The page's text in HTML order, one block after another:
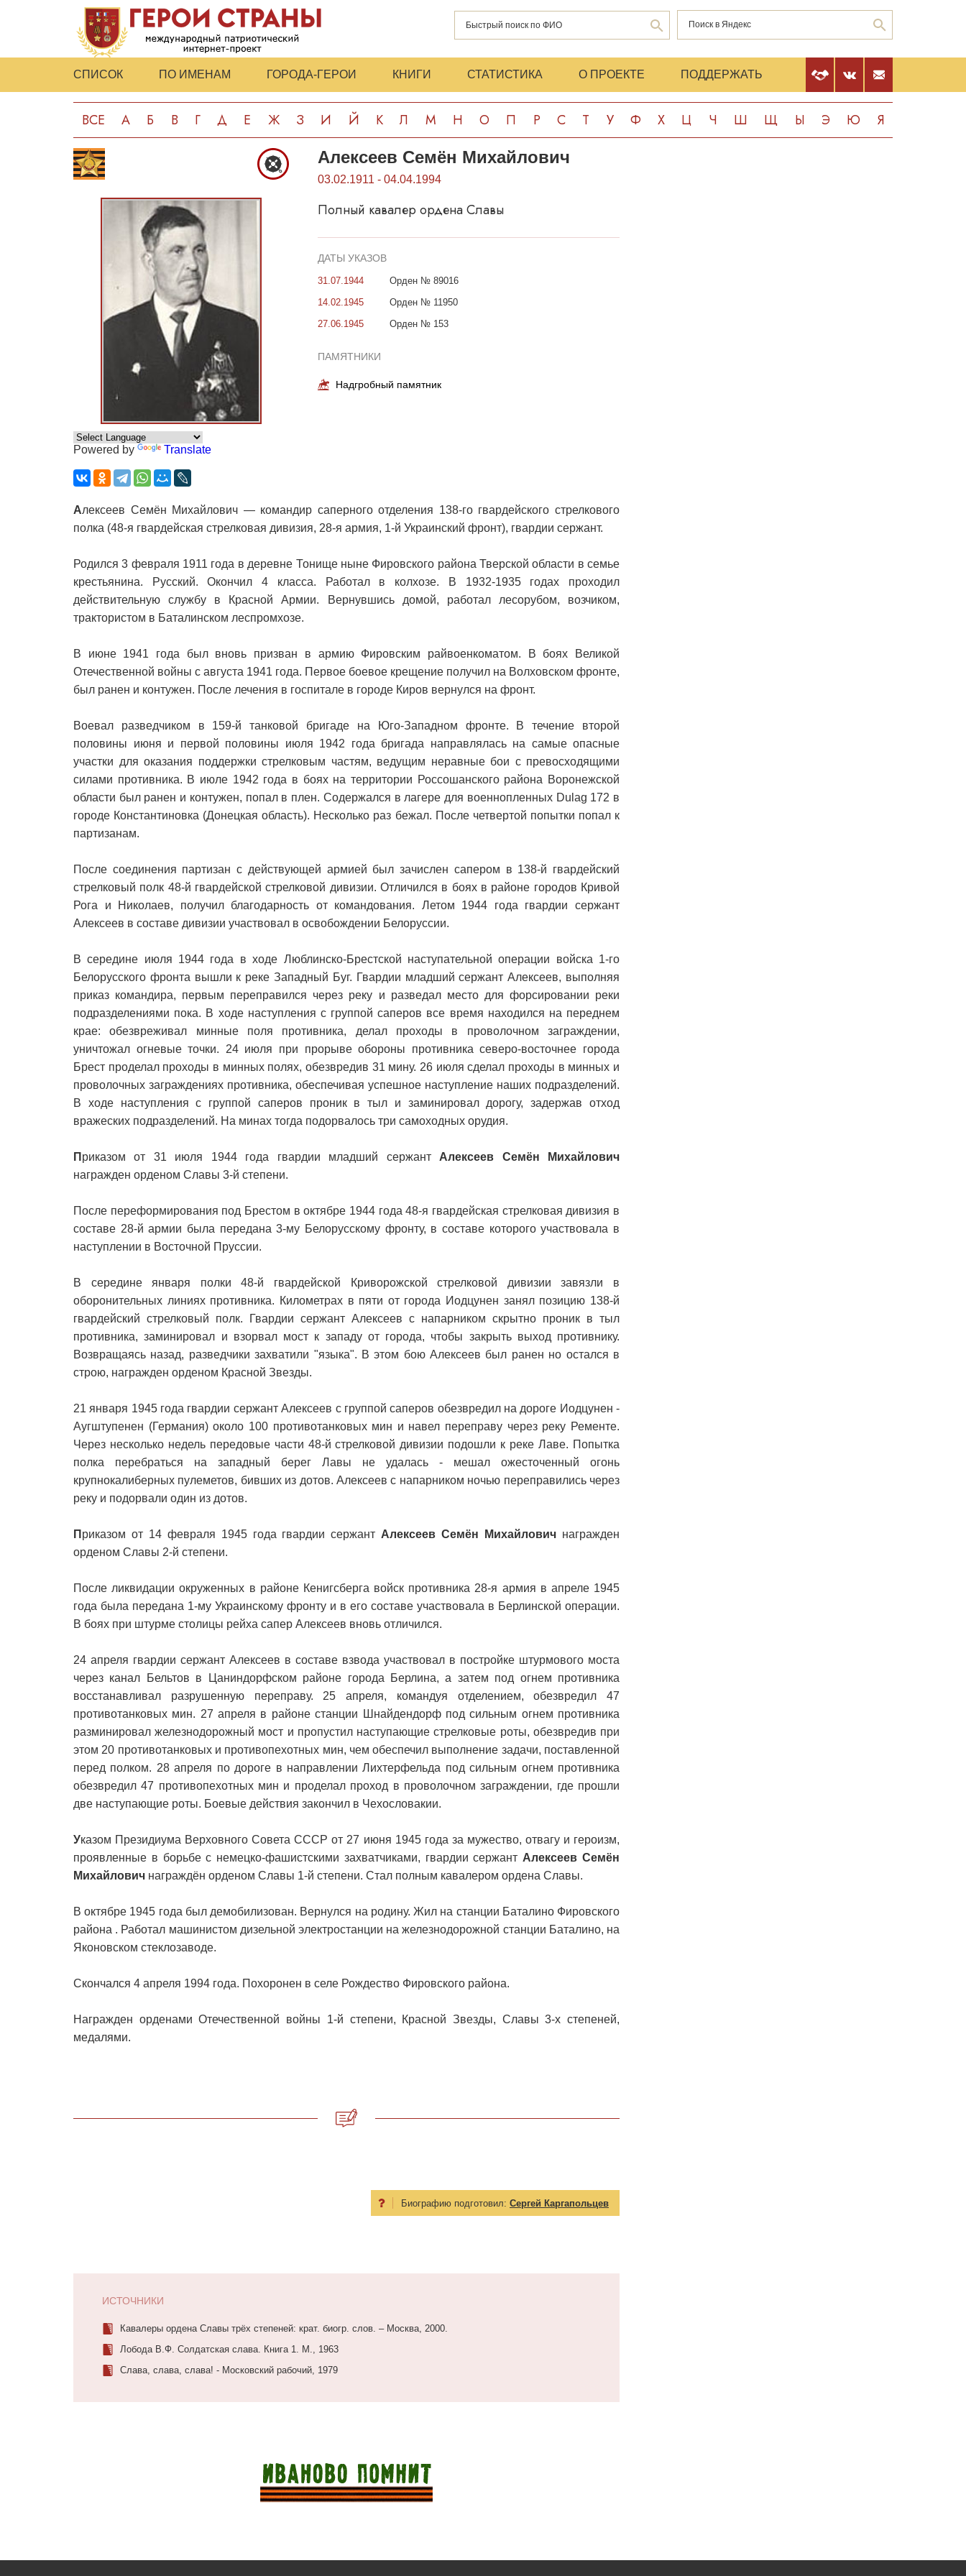
СПИСОК ПО ИМЕНАМ ГОРОДА-ГЕРОИ КНИГИ СТАТИСТИКА О ПРОЕКТЕ ПОДДЕРЖАТЬ
ВСЕ А Б В Г Д Е Ж З И Й К Л М Н О П Р С Т У Ф Х Ц Ч Ш Щ Ы Э Ю Я
Powered by Translate
Алексеев Семён Михайлович
03.02.1911 - 04.04.1994
Полный кавалер ордена Славы
ДАТЫ УКАЗОВ
31.07.1944
Орден № 89016
14.02.1945
Орден № 11950
27.06.1945
Орден № 153
ПАМЯТНИКИ
Надгробный памятник
Алексеев Семён Михайлович — командир саперного отделения 138-го гвардейского стрелкового
полка (48-я гвардейская стрелковая дивизия, 28-я армия, 1-й Украинский фронт), гвардии сержант.
Родился 3 февраля 1911 года в деревне Тонище ныне Фировского района Тверской области в семье
крестьянина. Русский. Окончил 4 класса. Работал в колхозе. В 1932-1935 годах проходил
действительную службу в Красной Армии. Вернувшись домой, работал лесорубом, возчиком,
трактористом в Баталинском леспромхозе.
В июне 1941 года был вновь призван в армию Фировским райвоенкоматом. В боях Великой
Отечественной войны с августа 1941 года. Первое боевое крещение получил на Волховском фронте,
был ранен и контужен. После лечения в госпитале в городе Киров вернулся на фронт.
Воевал разведчиком в 159-й танковой бригаде на Юго-Западном фронте. В течение второй
половины июня и первой половины июля 1942 года бригада направлялась на самые опасные
участки для оказания поддержки стрелковым частям, ведущим неравные бои с превосходящими
силами противника. В июле 1942 года в боях на территории Россошанского района Воронежской
области был ранен и контужен, попал в плен. Содержался в лагере для военнопленных Dulag 172 в
городе Константиновка (Донецкая область). Несколько раз бежал. После четвертой попытки попал к
партизанам.
После соединения партизан с действующей армией был зачислен сапером в 138-й гвардейский
стрелковый полк 48-й гвардейской стрелковой дивизии. Отличился в боях в районе городов Кривой
Рога и Николаев, получил благодарность от командования. Летом 1944 года гвардии сержант
Алексеев в составе дивизии участвовал в освобождении Белоруссии.
В середине июля 1944 года в ходе Люблинско-Брестской наступательной операции войска 1-го
Белорусского фронта вышли к реке Западный Буг. Гвардии младший сержант Алексеев, выполняя
приказ командира, первым переправился через реку и разведал место для форсировании реки
подразделениями пока. В ходе наступления с группой саперов все время находился на переднем
крае: обезвреживал минные поля противника, делал проходы в проволочном заграждении,
уничтожал огневые точки. 24 июля при прорыве обороны противника северо-восточнее города
Брест проделал проходы в минных полях, обезвредив 31 мину. 26 июля сделал проходы в минных и
проволочных заграждениях противника, обеспечивая успешное наступление наших подразделений.
В ходе наступления с группой саперов проник в тыл и заминировал дорогу, задержав отход
вражеских подразделений. На минах тогда подорвалось три самоходных орудия.
П риказом от 31 июля 1944 года гвардии младший сержант Алексеев Семён Михайлович
награжден орденом Славы 3-й степени.
После переформирования под Брестом в октябре 1944 года 48-я гвардейская стрелковая дивизия в
составе 28-й армии была передана 3-му Белорусскому фронту, в составе которого участвовала в
наступлении в Восточной Пруссии.
В середине января полки 48-й гвардейской Криворожской стрелковой дивизии завязли в
оборонительных линиях противника. Километрах в пяти от города Иодцунен занял позицию 138-й
гвардейский стрелковый полк. Гвардии сержант Алексеев с напарником скрытно проник в тыл
противника, заминировал и взорвал мост к западу от города, чтобы закрыть выход противнику.
Возвращаясь назад, разведчики захватили "языка". В этом бою Алексеев был ранен но остался в
строю, награжден орденом Красной Звезды.
21 января 1945 года гвардии сержант Алексеев с группой саперов обезвредил на дороге Иодцунен -
Аугштупенен (Германия) около 100 противотанковых мин и навел переправу через реку Ременте.
Через несколько недель передовые части 48-й стрелковой дивизии подошли к реке Лаве. Попытка
полка перебраться на западный берег Лавы не удалась - мешал ожесточенный огонь
крупнокалиберных пулеметов, бивших из дотов. Алексеев с напарником ночью переправились через
реку и подорвали один из дотов.
П риказом от 14 февраля 1945 года гвардии сержант Алексеев Семён Михайлович награжден
орденом Славы 2-й степени.
После ликвидации окруженных в районе Кенигсберга войск противника 28-я армия в апреле 1945
года была передана 1-му Украинскому фронту и в его составе участвовала в Берлинской операции.
В боях при штурме столицы рейха сапер Алексеев вновь отличился.
24 апреля гвардии сержант Алексеев в составе взвода участвовал в постройке штурмового моста
через канал Бельтов в Цаниндорфском районе города Берлина, а затем под огнем противника
восстанавливал разрушенную переправу. 25 апреля, командуя отделением, обезвредил 47
противотанковых мин. 27 апреля в районе станции Шнайдендорф под сильным огнем противника
разминировал железнодорожный мост и пропустил наступающие стрелковые роты, обезвредив при
этом 20 противотанковых и противопехотных мин, чем обеспечил выполнение задачи, поставленной
перед полком. 28 апреля по дороге в направлении Лихтерфельда под сильным огнем противника
обезвредил 47 противопехотных мин и проделал проход в проволочном заграждении, где прошли
две наступающие роты. Боевые действия закончил в Чехословакии.
Указом Президиума Верховного Совета СССР от 27 июня 1945 года за мужество, отвагу и героизм,
проявленные в борьбе с немецко-фашистскими захватчиками, гвардии сержант Алексеев Семён
Михайлович награждён орденом Славы 1-й степени. Стал полным кавалером ордена Славы.
В октябре 1945 года был демобилизован. Вернулся на родину. Жил на станции Баталино Фировского
района . Работал машинистом дизельной электростанции на железнодорожной станции Баталино, на
Яконовском стеклозаводе.
Скончался 4 апреля 1994 года. Похоронен в селе Рождество Фировского района.
Награжден орденами Отечественной войны 1-й степени, Красной Звезды, Славы 3-х степеней,
медалями.
Биографию подготовил: Сергей Каргапольцев
ИСТОЧНИКИ
Кавалеры ордена Славы трёх степеней: крат. биогр. слов. – Москва, 2000.
Лобода В.Ф. Солдатская слава. Книга 1. М., 1963
Слава, слава, слава! - Московский рабочий, 1979